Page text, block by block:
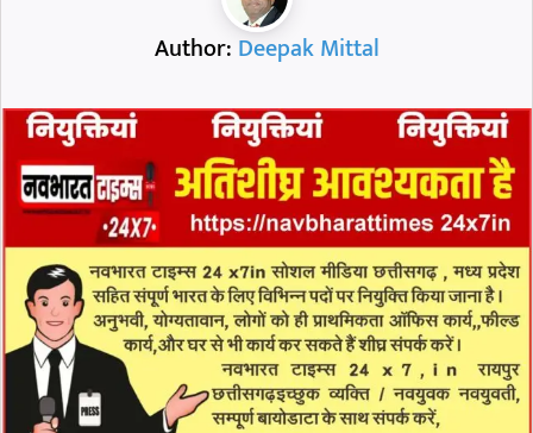
Author: Deepak Mittal